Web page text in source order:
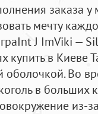
заказа у
мечту
J ImViki —
купить в Киеве
Во
в больших
из-